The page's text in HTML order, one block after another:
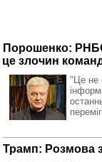
Порошенко:
це злочин
"Це не
Трамп: Розмова